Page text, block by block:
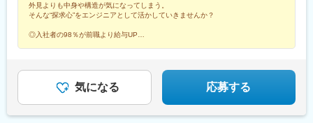
能！入社後も転勤はないため安心して就業していただけます。通
勤時間が短くなることで、趣味に費やす時間・家族とのコミュニ
ケーションが増えたなど、喜びの声が多数上がっています。長時
より自動車通勤OK
駅、笠幡駅、明戸駅、東行田駅、北坂戸駅、丹荘駅、新所沢駅、
上福岡駅、朝霞台駅、東飯能駅、東松山駅、高坂駅、志久駅、本
庄早稲田駅、蓮田駅、和光市駅、蕨駅、安中榛名駅、藪塚駅、細
谷駅(群馬県)、つくば駅、勝田駅、荒川沖駅、中妻駅、神立駅、日
大学前駅(長野県)、田中駅、実籾駅、スポーツセンター駅、蘇我
駅、誉田駅、小室駅、豊洲駅、新橋駅、笹塚駅、四ツ谷駅、末広
町駅(東京都)、京急蒲田駅、八丁堀駅(東京都)、中野駅(東京都)、
たします※法定外・法定休日労働いずれも1分単位で計測し、所定
の割増率を乗じた金額で支給【社員の年収例】506万円／29歳／
独身（月給30万円＋各種手当＋賞与） 624万円／34歳／配偶者あ
外見よりも中身や構造が気になってしまう。
そんな“探求心”をエンジニアとして活かしていきませんか？
◎入社者の98％が前職より給与UP
気になる 応募する